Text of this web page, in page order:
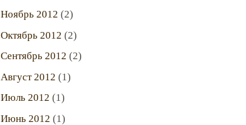
Ноябрь 2012 (2)
Октябрь 2012 (2)
Сентябрь 2012 (2)
Август 2012 (1)
Июль 2012 (1)
Июнь 2012 (1)